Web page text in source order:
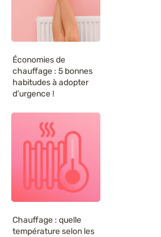
Économies de
chauffage : 5 bonnes
habitudes à adopter
d’urgence !
Chauffage : quelle
température selon les